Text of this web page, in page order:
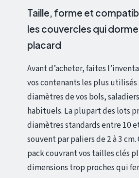
Taille, forme et
les couvercles qui
placard
Avant d’acheter, faites
vos contenants les plus utilisés
diamètres de vos bols,
habituels. La plupart des lots
diamètres standards entre 10
souvent par paliers de 2 à 3
pack couvrant vos tailles clés
dimensions trop proches qui